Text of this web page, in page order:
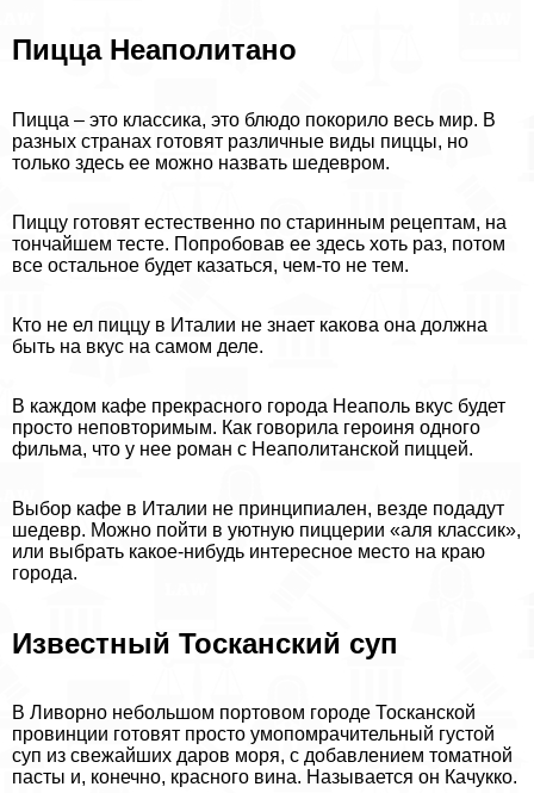
Пицца Неаполитано
Пицца – это классика, это блюдо покорило весь мир. В
разных странах готовят различные виды пиццы, но
только здесь ее можно назвать шедевром.
Пиццу готовят естественно по старинным рецептам, на
тончайшем тесте. Попробовав ее здесь хоть раз, потом
все остальное будет казаться, чем-то не тем.
Кто не ел пиццу в Италии не знает какова она должна
быть на вкус на самом деле.
В каждом кафе прекрасного города Неаполь вкус будет
просто неповторимым. Как говорила героиня одного
фильма, что у нее роман с Неаполитанской пиццей.
Выбор кафе в Италии не принципиален, везде подадут
шедевр. Можно пойти в уютную пиццерии «аля классик»,
или выбрать какое-нибудь интересное место на краю
города.
Известный Тосканский суп
В Ливорно небольшом портовом городе Тосканской
провинции готовят просто умопомрачительный густой
суп из свежайших даров моря, с добавлением томатной
пасты и, конечно, красного вина. Называется он Качукко.